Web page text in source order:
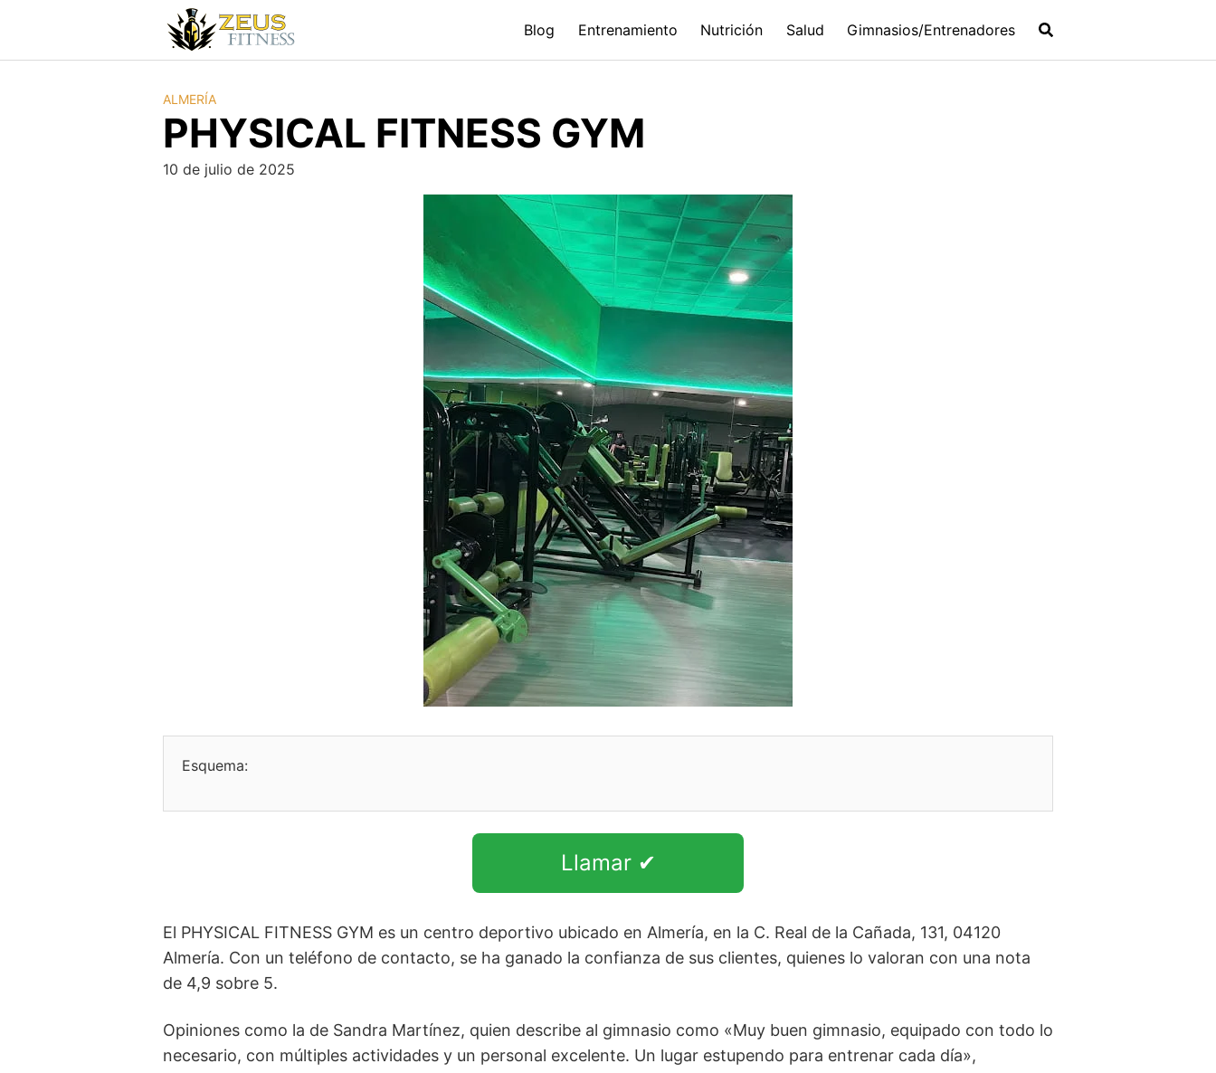
Blog Entrenamiento Nutrición Salud Gimnasios/Entrenadores
ALMERÍA
PHYSICAL FITNESS GYM
10 de julio de 2025
Esquema:
Llamar ✔
El PHYSICAL FITNESS GYM es un centro deportivo ubicado en Almería, en la C. Real de la Cañada, 131, 04120
Almería. Con un teléfono de contacto, se ha ganado la confianza de sus clientes, quienes lo valoran con una nota
de 4,9 sobre 5.
Opiniones como la de Sandra Martínez, quien describe al gimnasio como «Muy buen gimnasio, equipado con todo lo
necesario, con múltiples actividades y un personal excelente. Un lugar estupendo para entrenar cada día»,